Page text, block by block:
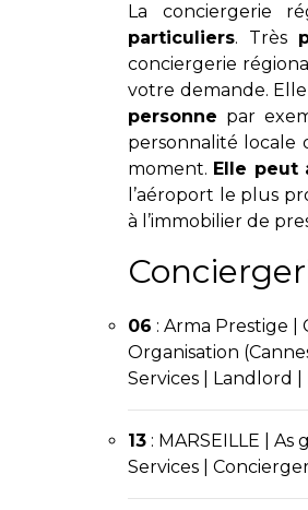
La conciergerie
particuliers. Très
conciergerie
votre demande.
personne par
personnalité
moment. Elle peut
l’aéroport le plus
à l’immobilier de
06 : Arma Prestige
Organisation
Services | Landlord |
13 : MARSEILLE As
Services |